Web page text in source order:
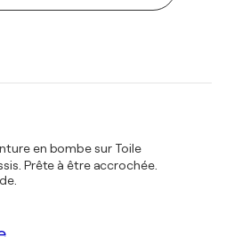
en bombe sur Toile
Prête à être accrochée.